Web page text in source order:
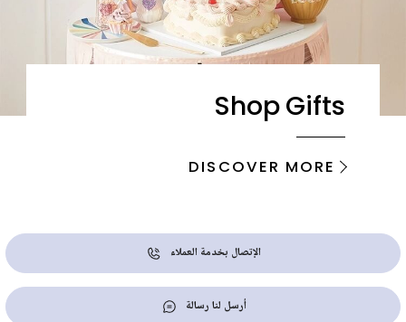
Shop Gifts
DISCOVER MORE
الإتصال بخدمة العملاء
أرسل لنا رسالة